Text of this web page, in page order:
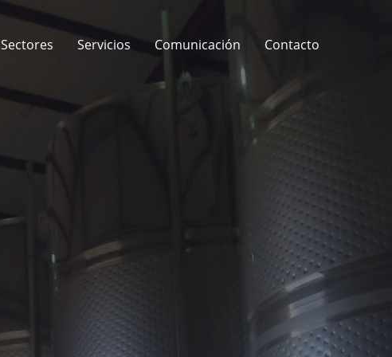
Sectores Servicios Comunicación Contacto